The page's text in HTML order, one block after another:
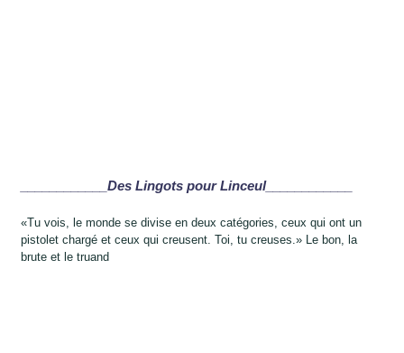
____________Des Lingots pour Linceul____________
«Tu vois, le monde se divise en deux catégories, ceux qui ont un
pistolet chargé et ceux qui creusent. Toi, tu creuses.» Le bon, la
brute et le truand